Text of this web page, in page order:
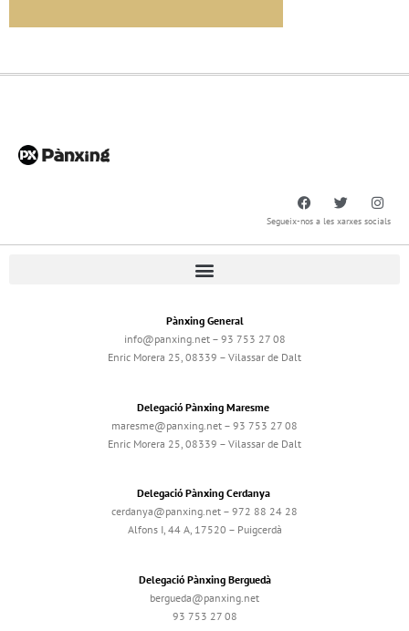
Segueix-nos a les xarxes socials
Pànxing General
info@panxing.net – 93 753 27 08
Enric Morera 25, 08339 – Vilassar de Dalt
Delegació Pànxing Maresme
maresme@panxing.net – 93 753 27 08
Enric Morera 25, 08339 – Vilassar de Dalt
Delegació Pànxing Cerdanya
cerdanya@panxing.net – 972 88 24 28
Alfons I, 44 A, 17520 – Puigcerdà
Delegació Pànxing Berguedà
bergueda@panxing.net
93 753 27 08